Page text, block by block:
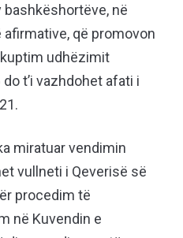
në
që promovon
udhëzimit
t’i vazhdohet afati i
miratuar vendimin
vullneti i Qeverisë së
procedim të
në Kuvendin e